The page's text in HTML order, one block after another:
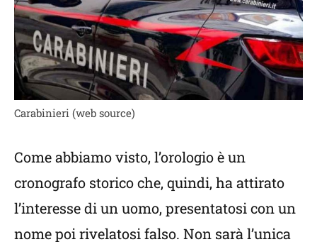
Carabinieri (web source)
Come abbiamo visto, l’orologio è un
cronografo storico che, quindi, ha attirato
l’interesse di un uomo, presentatosi con un
nome poi rivelatosi falso. Non sarà l’unica